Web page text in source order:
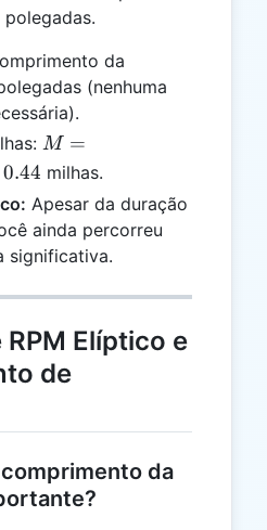
da
(nenhuma
M =
\frac{(80
\times 18
\times
20)}
{63360}
= 0.44
M =
0.44 milhas.
Apesar da duração
ainda percorreu
significativa.
RPM Elíptico e
de
da